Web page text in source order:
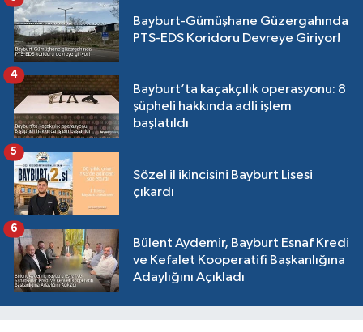
Bayburt-Gümüşhane Güzergahında
PTS-EDS Koridoru Devreye Giriyor!
Bayburt’ta kaçakçılık operasyonu: 8
şüpheli hakkında adli işlem
başlatıldı
4
Sözel il ikincisini Bayburt Lisesi
çıkardı
5
Bülent Aydemir, Bayburt Esnaf Kredi
ve Kefalet Kooperatifi Başkanlığına
Adaylığını Açıkladı
6